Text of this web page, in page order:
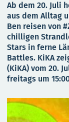
Ab dem 20. Juli
aus dem Alltag
Ben reisen von
chilligen
Stars in ferne
Battles. KiKA
(KiKA) vom 20.
freitags um